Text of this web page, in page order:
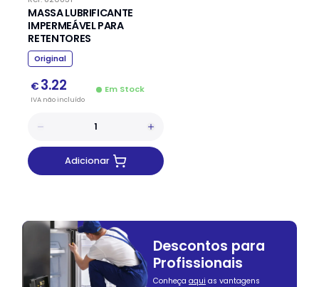
MASSA LUBRIFICANTE
IMPERMEÁVEL PARA
RETENTORES
Original
€ 3.22
IVA nãoincluído
Em Stock
Adicionar
Descontos para
Profissionais
Conheça aqui as vantagens